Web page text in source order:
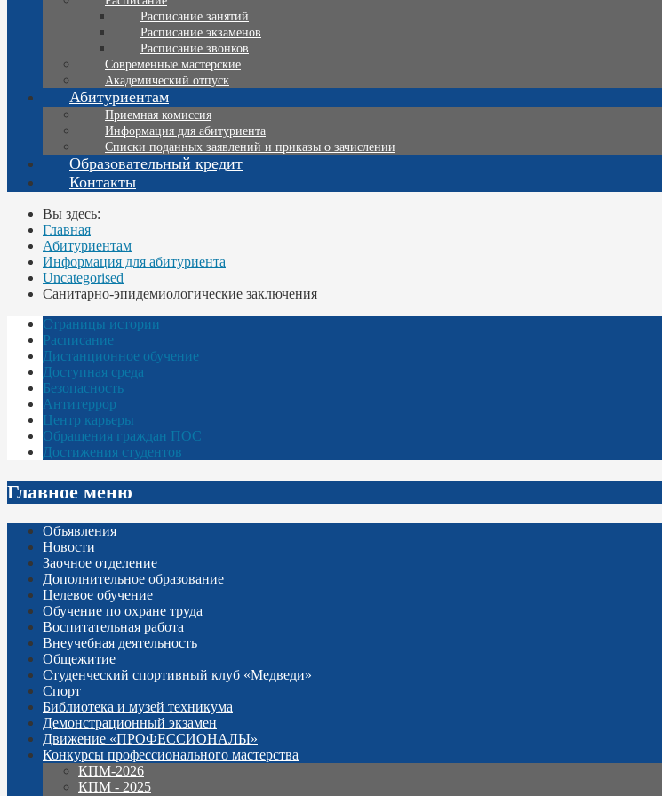
Расписание занятий
Расписание экзаменов
Расписание звонков
Современные мастерские
Академический отпуск
Абитуриентам
Приемная комиссия
Информация для абитуриента
Списки поданных заявлений и приказы о зачислении
Образовательный кредит
Контакты
Вы здесь:
Главная
Абитуриентам
Информация для абитуриента
Uncategorised
Санитарно-эпидемиологические заключения
Страницы истории
Расписание
Дистанционное обучение
Доступная среда
Безопасность
Антитеррор
Центр карьеры
Обращения граждан ПОС
Достижения студентов
Главное меню
Объявления
Новости
Заочное отделение
Дополнительное образование
Целевое обучение
Обучение по охране труда
Воспитательная работа
Внеучебная деятельность
Общежитие
Студенческий спортивный клуб «Медведи»
Спорт
Библиотека и музей техникума
Демонстрационный экзамен
Движение «ПРОФЕССИОНАЛЫ»
Конкурсы профессионального мастерства
КПМ-2026
КПМ - 2025